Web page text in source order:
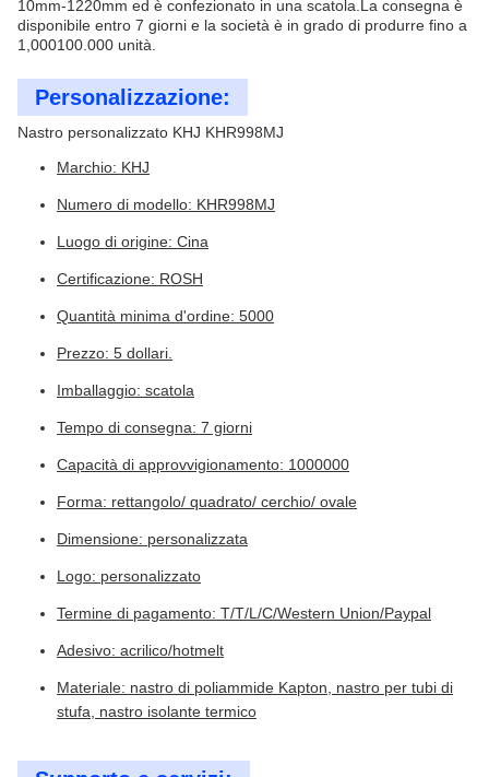
10mm-1220mm ed è confezionato in una scatola.La consegna è
disponibile entro 7 giorni e la società è in grado di produrre fino a
1,000100.000 unità.
Personalizzazione:
Nastro personalizzato KHJ KHR998MJ
Marchio: KHJ
Numero di modello: KHR998MJ
Luogo di origine: Cina
Certificazione: ROSH
Quantità minima d'ordine: 5000
Prezzo: 5 dollari.
Imballaggio: scatola
Tempo di consegna: 7 giorni
Capacità di approvvigionamento: 1000000
Forma: rettangolo/ quadrato/ cerchio/ ovale
Dimensione: personalizzata
Logo: personalizzato
Termine di pagamento: T/T/L/C/Western Union/Paypal
Adesivo: acrilico/hotmelt
Materiale: nastro di poliammide Kapton, nastro per tubi di
stufa, nastro isolante termico